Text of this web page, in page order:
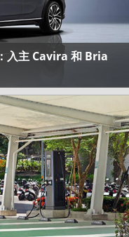
入主 Cavira 和 Bria